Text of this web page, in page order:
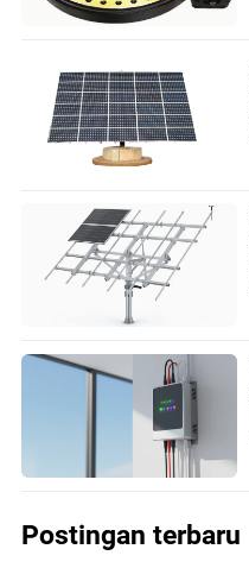
Postingan terbaru